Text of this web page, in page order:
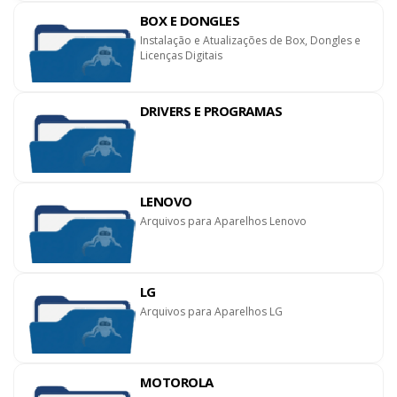
BOX E DONGLES
Instalação e Atualizações de Box, Dongles e
Licenças Digitais
DRIVERS E PROGRAMAS
LENOVO
Arquivos para Aparelhos Lenovo
LG
Arquivos para Aparelhos LG
MOTOROLA